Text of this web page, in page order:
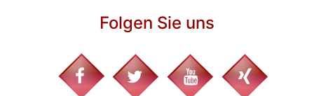
Folgen Sie uns